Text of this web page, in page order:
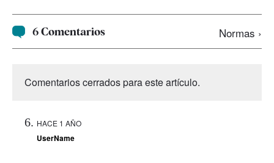
6 Comentarios Normas ›
Comentarios cerrados para este artículo.
HACE 1 AÑO
UserName